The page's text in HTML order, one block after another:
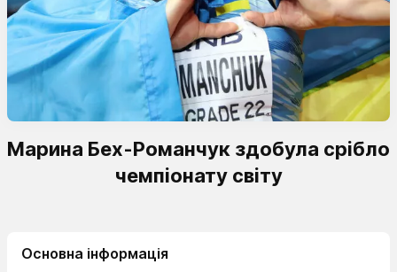
Марина Бех-Романчук здобула срібло
чемпіонату світу
Основна інформація